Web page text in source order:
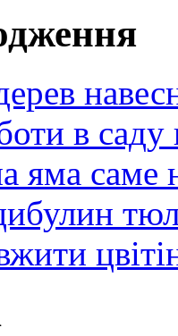
в саду
яма саме